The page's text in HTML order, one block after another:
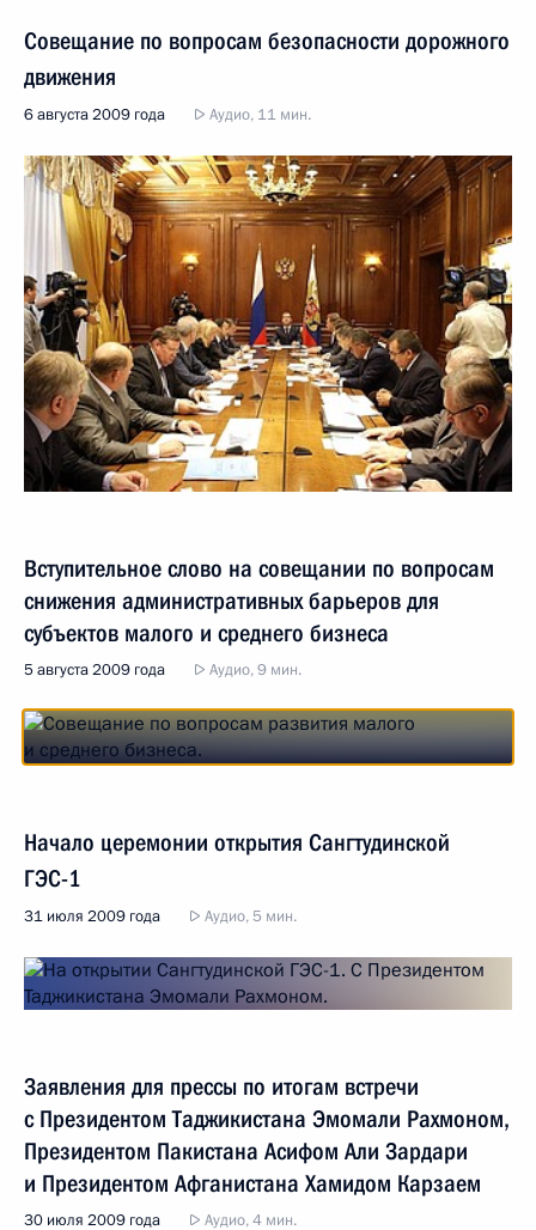
Совещание по вопросам безопасности дорожного
движения
6 августа 2009 года Аудио, 11 мин.
Вступительное слово на совещании по вопросам
снижения административных барьеров для
субъектов малого и среднего бизнеса
5 августа 2009 года Аудио, 9 мин.
Начало церемонии открытия Сангтудинской
ГЭС-1
31 июля 2009 года Аудио, 5 мин.
Заявления для прессы по итогам встречи
с Президентом Таджикистана Эмомали Рахмоном,
Президентом Пакистана Асифом Али Зардари
и Президентом Афганистана Хамидом Карзаем
30 июля 2009 года Аудио, 4 мин.